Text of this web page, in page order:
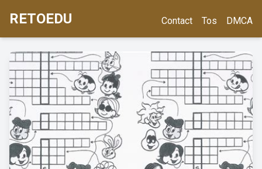
RETOEDU Contact Tos DMCA